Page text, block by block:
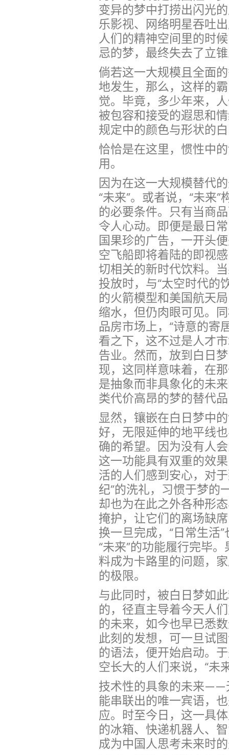
变异的梦中打捞出闪光
乐影视、网络明星吞吐
人们的精神空间里的时
忌的梦，最终失去了立
倘若这一大规模且全面
地发生，那么，这样的
觉。毕竟，多少年来，
被包容和接受的遐思和
规定中的颜色与形状的
恰恰是在这里，惯性中
用。
因为在这一大规模替代
“未来”。或者说，“未来
的必要条件。只有当商
令人心动。即便是最日
国果珍的广告，一开头
空飞船即将着陆的即视
切相关的新时代饮料。
投放时，与“太空时代的
的火箭模型和美国航天
缩水，但仍肉眼可见。
品房市场上，“诗意的寄
看之下，这不过是人才
告业。然而，放到白日
现，这同样意味着，在
是抽象而非具象化的未
类代价高昂的梦的替代
显然，镶嵌在白日梦中
好，无限延伸的地平线
确的希望。因为没有人
这一功能具有双重的效
活的人们感到安心，对
纪”的洗礼，习惯于梦的
却也为在此之外各种形
掩护，让它们的离场缺
换一旦完成，“日常生活
“未来”的功能履行完毕
料成为卡路里的问题，
的极限。
与此同时，被白日梦如
的，径直主导着今天人
的未来，如今也早已悉
此刻的发想，可一旦试
的语法，便开始启动。
空长大的人们来说，“未
技术性的具象的未来——
能串联出的唯一宾语，
应。时至今日，这一具
的冰箱、快递机器人、
成为中国人思考未来时